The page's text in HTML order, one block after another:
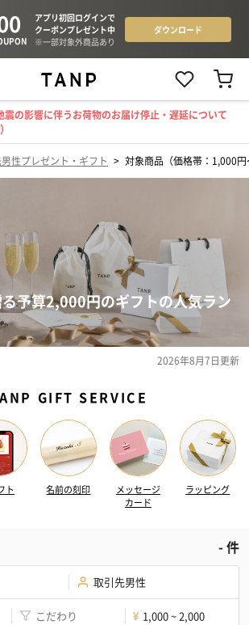
震の影響に伴うお荷物のお届け停止・遅延について
性プレゼント・ギフト > 対象商品（価格帯：1,000
予算2,000円のギフトの人気ラン
2026年8月7日更新
GIFT SERVICE
ト 名前の刻印
メッセージ
カード
ラッピング
-件
取引先男性
こだわり ¥ 1,000 ~ 2,000